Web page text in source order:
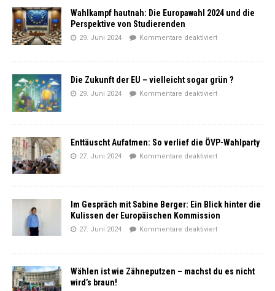
Wahlkampf hautnah: Die Europawahl 2024 und die
Perspektive von Studierenden
29. Juni 2024 Kommentare deaktiviert
Die Zukunft der EU – vielleicht sogar grün ?
29. Juni 2024 Kommentare deaktiviert
Enttäuscht Aufatmen: So verlief die ÖVP-Wahlparty
27. Juni 2024 Kommentare deaktiviert
Im Gespräch mit Sabine Berger: Ein Blick hinter die
Kulissen der Europäischen Kommission
27. Juni 2024 Kommentare deaktiviert
Wählen ist wie Zähneputzen – machst du es nicht
wird’s braun!